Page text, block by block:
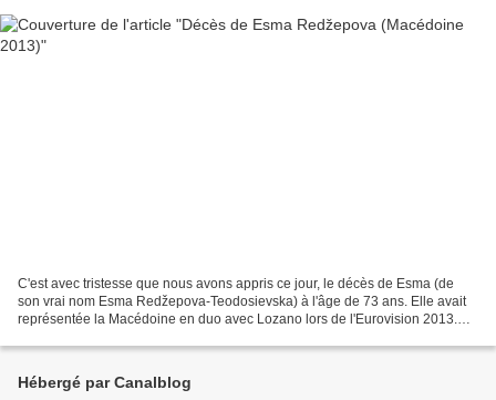
C'est avec tristesse que nous avons appris ce jour, le décès de Esma (de
son vrai nom Esma Redžepova-Teodosievska) à l'âge de 73 ans. Elle avait
représentée la Macédoine en duo avec Lozano lors de l'Eurovision 2013.
Hébergé par Canalblog